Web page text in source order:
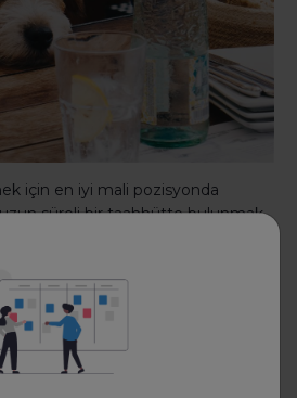
için en iyi mali pozisyonda
süreli bir taahhütte bulunmak
bir hayvanı sosyalleştirmek ve
ortamından bir mola vermek
Ayrıca, çoğu koruyucu anlaşma,
tıbbi bakımdan sorumlu